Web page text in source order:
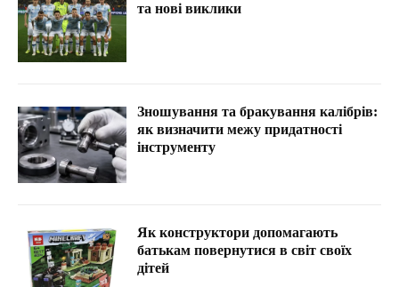
та нові виклики
Зношування та бракування калібрів:
як визначити межу придатності
інструменту
Як конструктори допомагають
батькам повернутися в світ своїх
дітей